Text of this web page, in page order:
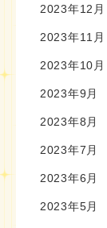
2023年12月
2023年11月
2023年10月
2023年9月
2023年8月
2023年7月
2023年6月
2023年5月